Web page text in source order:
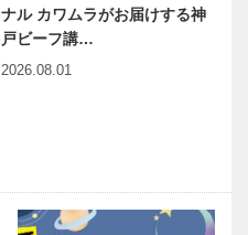
ナル カワムラがお届けする神
戸ビーフ講…
2026.08.01